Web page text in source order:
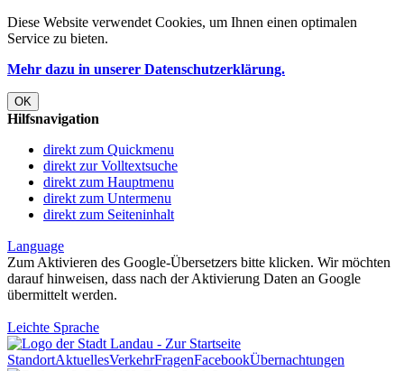
Diese Website verwendet Cookies, um Ihnen einen optimalen
Service zu bieten.
Mehr dazu in unserer Datenschutzerklärung.
OK
Hilfsnavigation
direkt zum Quickmenu
direkt zur Volltextsuche
direkt zum Hauptmenu
direkt zum Untermenu
direkt zum Seiteninhalt
Language
Zum Aktivieren des Google-Übersetzers bitte klicken. Wir möchten
darauf hinweisen, dass nach der Aktivierung Daten an Google
übermittelt werden.
Leichte Sprache
StandortAktuellesVerkehrFragenFacebookÜbernachtungen